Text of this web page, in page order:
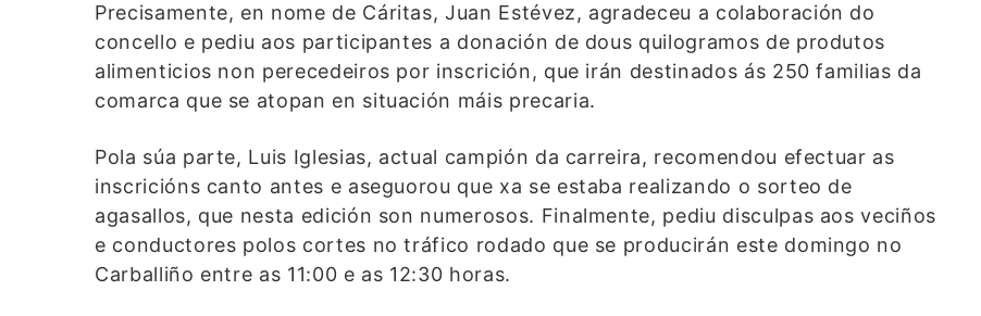
Precisamente, en nome de Cáritas, Juan Estévez, agradeceu a colaboración do
concello e pediu aos participantes a donación de dous quilogramos de produtos
alimenticios non perecedeiros por inscrición, que irán destinados ás 250 familias da
comarca que se atopan en situación máis precaria.
Pola súa parte, Luis Iglesias, actual campión da carreira, recomendou efectuar as
inscricións canto antes e aseguorou que xa se estaba realizando o sorteo de
agasallos, que nesta edición son numerosos. Finalmente, pediu disculpas aos veciños
e conductores polos cortes no tráfico rodado que se producirán este domingo no
Carballiño entre as 11:00 e as 12:30 horas.